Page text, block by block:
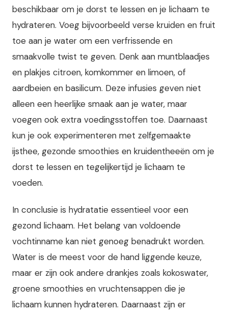
beschikbaar om je dorst te lessen en je lichaam te
hydrateren. Voeg bijvoorbeeld verse kruiden en fruit
toe aan je water om een verfrissende en
smaakvolle twist te geven. Denk aan muntblaadjes
en plakjes citroen, komkommer en limoen, of
aardbeien en basilicum. Deze infusies geven niet
alleen een heerlijke smaak aan je water, maar
voegen ook extra voedingsstoffen toe. Daarnaast
kun je ook experimenteren met zelfgemaakte
ijsthee, gezonde smoothies en kruidentheeën om je
dorst te lessen en tegelijkertijd je lichaam te
voeden.
In conclusie is hydratatie essentieel voor een
gezond lichaam. Het belang van voldoende
vochtinname kan niet genoeg benadrukt worden.
Water is de meest voor de hand liggende keuze,
maar er zijn ook andere drankjes zoals kokoswater,
groene smoothies en vruchtensappen die je
lichaam kunnen hydrateren. Daarnaast zijn er